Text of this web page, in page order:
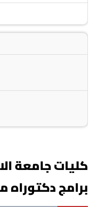
كليات جامعة
برامج دكتوراه